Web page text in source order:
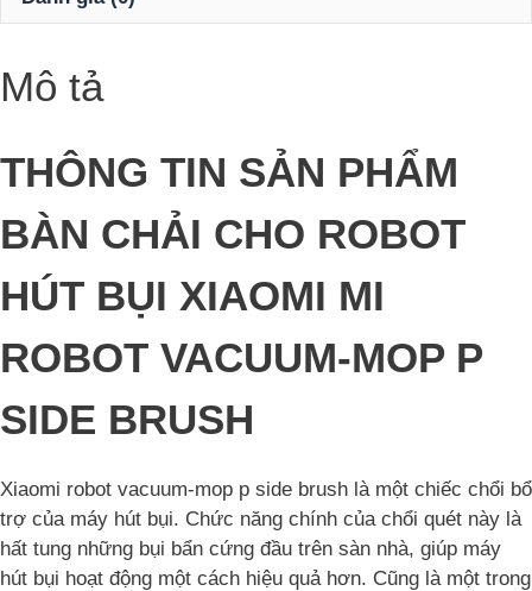
Brush
số
lượng
Mô tả
THÔNG TIN SẢN PHẨM
BÀN CHẢI CHO ROBOT
HÚT BỤI XIAOMI MI
ROBOT VACUUM-MOP P
SIDE BRUSH
Xiaomi robot vacuum-mop p side brush là một chiếc chổi bổ
trợ của máy hút bụi. Chức năng chính của chổi quét này là
hất tung những bụi bẩn cứng đầu trên sàn nhà, giúp máy
hút bụi hoạt động một cách hiệu quả hơn. Cũng là một trong